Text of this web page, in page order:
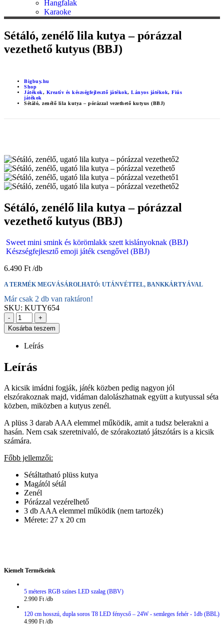
Hangfalak
Karaoke
Sétáló, zenélő lila kutya – pórázzal
vezethető kutyus (BBJ)
Bigbuy.hu
Shop
Játékok, Kreatív és készségfejlesztő játékok, Lányos játékok, Fiús
játékok
Sétáló, zenélő lila kutya – pórázzal vezethető kutyus (BBJ)
Sétáló, zenélő lila kutya – pórázzal
vezethető kutyus (BBJ)
Sweet mini smink és körömlakk szett kislányoknak (BBJ)
Készségfejlesztő emoji játék csengővel (BBJ)
6.490 Ft
A TERMÉK MEGVÁSÁROLHATÓ: UTÁNVÉTTEL, BANKKÁRTYÁVAL
Már csak 2 db van raktáron!
SKU: KUTY654
-
+
Kosárba teszem
Leírás
Leírás
A kicsik imádni fogják, játék közben pedig nagyon jól
elszórakoznak majd, vidáman dalolászhatnak együtt a kutyussal séta
közben, miközben a kutyus zenél.
A plüss 3 darab AAA elemmel működik, amit a tudsz belerakni a
hasán. Nem csak szeretnivaló, de szórakoztató játszótárs is a kicsik
számára.
Főbb jellemzői:
Sétáltatható plüss kutya
Magától sétál
Zenél
Pórázzal vezérelhető
3 db AAA elemmel működik (nem tartozék)
Mérete: 27 x 20 cm
Kiemelt Termékeink
5 méteres RGB színes LED szalag (BBV)
2.990 Ft
120 cm hosszú, dupla soros T8 LED fénycső – 24W - semleges fehér - 1db (BBL)
4.990 Ft